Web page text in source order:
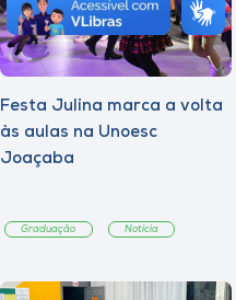
Festa Julina marca a volta
às aulas na Unoesc
Joaçaba
Graduação Notícia